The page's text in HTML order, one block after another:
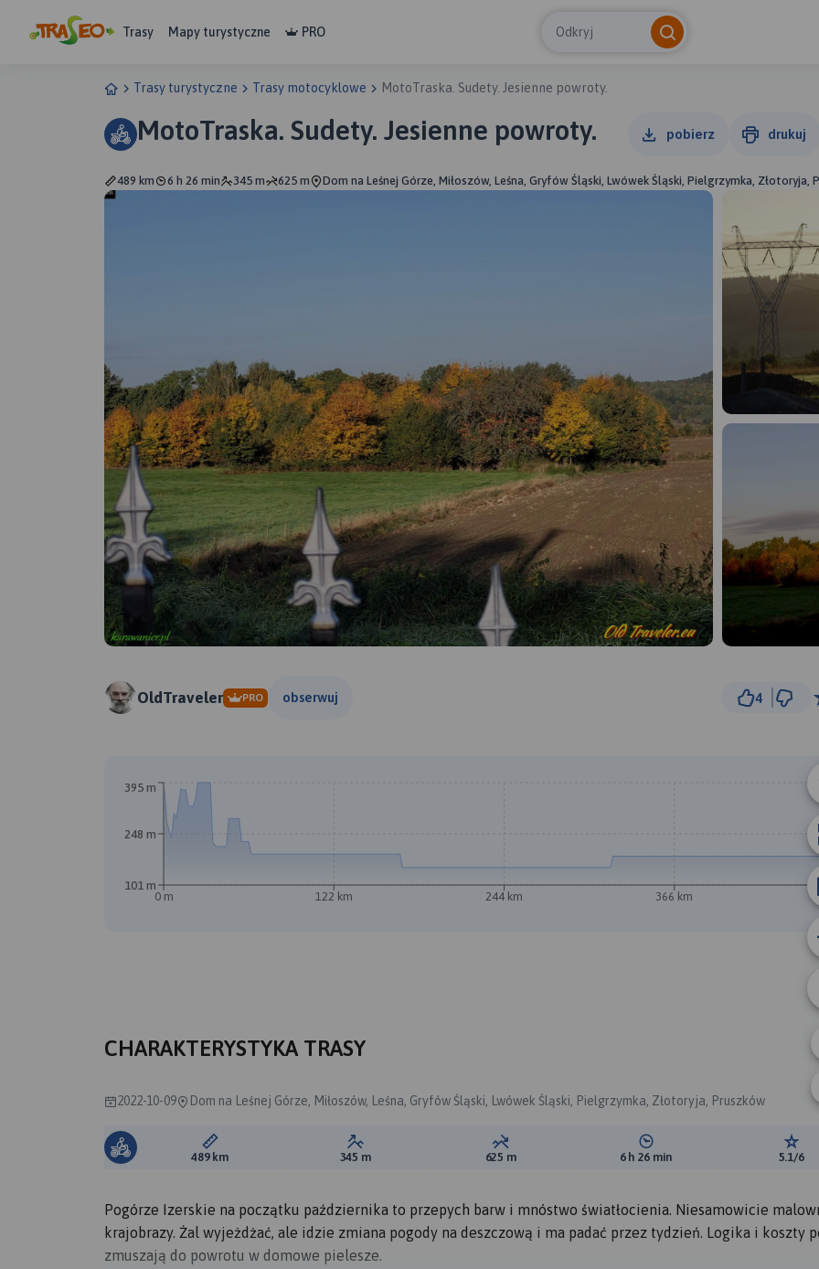
Trasy Mapy turystyczne PRO Odkryj
Trasy turystyczne Trasy motocyklowe MotoTraska. Sudety. Jesienne powroty.
MotoTraska. Sudety. Jesienne powroty. pobierz drukuj
489 km 6 h 26 min 345 m 625 m Dom na Leśnej Górze, Miłoszów, Leśna, Gryfów Śląski, Lwówek Śląski, Pielgrzymka, Złotoryja,
OldTraveler PRO obserwuj 4
50 km
0 m 122 km 244 km 366 km
101 m
248 m
395 m
CHARAKTERYSTYKA TRASY
2022-10-09 Dom na Leśnej Górze, Miłoszów, Leśna, Gryfów Śląski, Lwówek Śląski, Pielgrzymka, Złotoryja, Pruszków
Długość trasy:
489 km Suma przewyższeń:
345 m Suma spadków:
625 m Średni czas potrzebny na
6 h 26 min 5.1/6
Pogórze Izerskie na początku października to przepych barw i mnóstwo światłocienia. Niesamowicie
krajobrazy. Żal wyjeżdżać, ale idzie zmiana pogody na deszczową i ma padać przez tydzień. Logika i koszty
zmuszają do powrotu w domowe pielesze.